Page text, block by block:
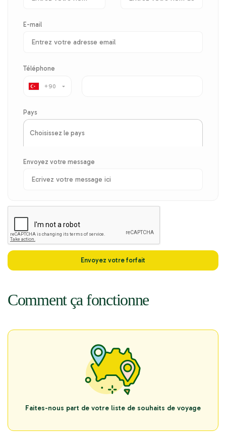
E-mail
Téléphone
+90 ▼
Pays
Envoyez votre message
Envoyez votre forfait
Comment ça fonctionne
Faites-nous part de votre liste de souhaits de voyage